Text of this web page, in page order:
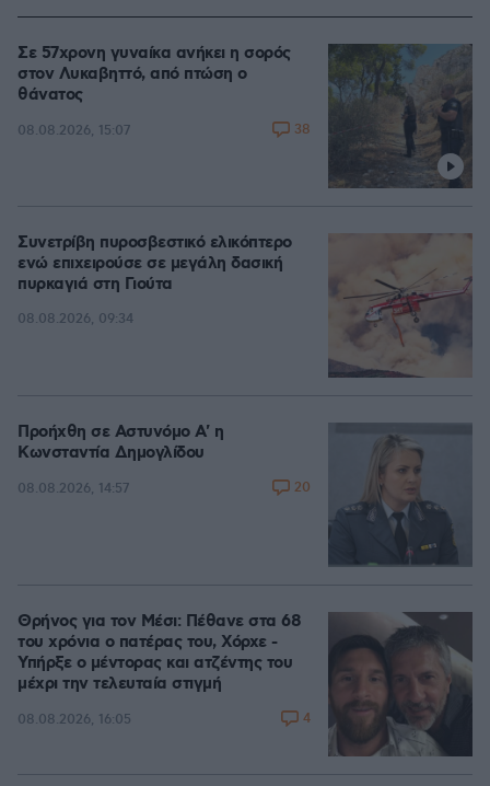
Σε 57χρονη γυναίκα ανήκει η σορός
στον Λυκαβηττό, από πτώση ο
θάνατος
08.08.2026, 15:07 38
Συνετρίβη πυροσβεστικό ελικόπτερο
ενώ επιχειρούσε σε μεγάλη δασική
πυρκαγιά στη Γιούτα
08.08.2026, 09:34
Προήχθη σε Αστυνόμο Α' η
Κωνσταντία Δημογλίδου
08.08.2026, 14:57 20
Θρήνος για τον Μέσι: Πέθανε στα 68
του χρόνια ο πατέρας του, Χόρχε -
Υπήρξε ο μέντορας και ατζέντης του
μέχρι την τελευταία στιγμή
08.08.2026, 16:05 4